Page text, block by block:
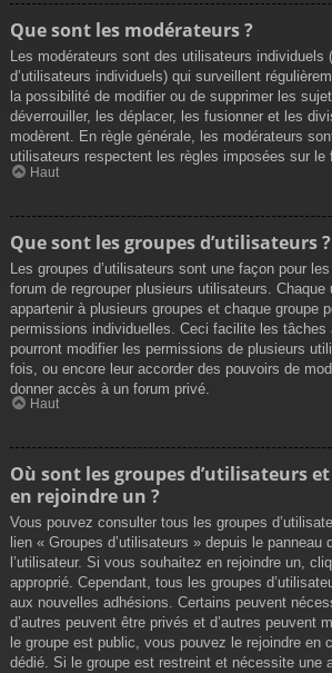
Que sont les modérateurs ?
Les modérateurs sont des utilisateurs individuels
d’utilisateurs individuels) qui surveillent
la possibilité de modifier ou de supprimer les
déverrouiller, les déplacer, les fusionner et les
modèrent. En règle générale, les modérateurs
utilisateurs respectent les règles imposées sur le
Haut
Que sont les groupes d’utilisateurs ?
Les groupes d’utilisateurs sont une façon pour
forum de regrouper plusieurs utilisateurs. Chaque
appartenir à plusieurs groupes et chaque groupe
permissions individuelles. Ceci facilite les tâches
pourront modifier les permissions de plusieurs
fois, ou encore leur accorder des pouvoirs de
donner accès à un forum privé.
Haut
Où sont les groupes d’utilisateurs
en rejoindre un ?
Vous pouvez consulter tous les groupes
lien « Groupes d’utilisateurs » depuis le panneau
l’utilisateur. Si vous souhaitez en rejoindre un,
approprié. Cependant, tous les groupes
aux nouvelles adhésions. Certains peuvent
d’autres peuvent être privés et d’autres peuvent
le groupe est public, vous pouvez le rejoindre en
dédié. Si le groupe est restreint et nécessite une